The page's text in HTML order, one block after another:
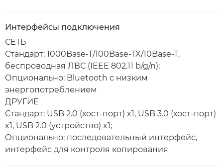
Интерфейсы подключения
СЕТЬ
Стандарт: 1000Base-T/100Base-TX/10Base-T,
беспроводная ЛВС (IEEE 802.11 b/g/n);
Опционально: Bluetooth с низким
энергопотреблением
ДРУГИЕ
Стандарт: USB 2.0 (хост-порт) x1, USB 3.0 (хост-порт)
x1, USB 2.0 (устройство) x1;
Опционально: последовательный интерфейс,
интерфейс для контроля копирования